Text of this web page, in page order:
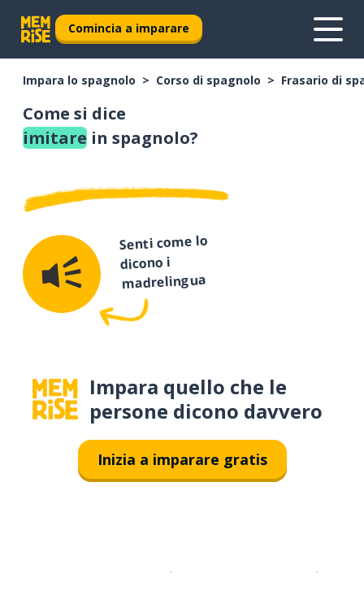
Comincia a imparare
Impara lo spagnolo Corso di spagnolo Frasario di
Come si dice
imitare in spagnolo?
Senti come lo
dicono i
madrelingua
Impara quello che le
persone dicono davvero
Inizia a imparare gratis